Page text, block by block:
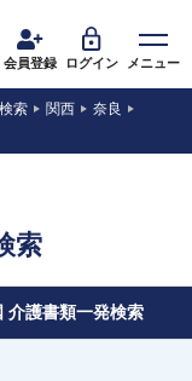
会員登録 ログイン メニュー
索 関西
奈良
索
介護書類一発検索